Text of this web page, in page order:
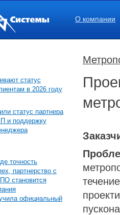
О компании
статус
в 2026 году
статус партнера
и поддержку
точность
партнерство с
становится
официальный